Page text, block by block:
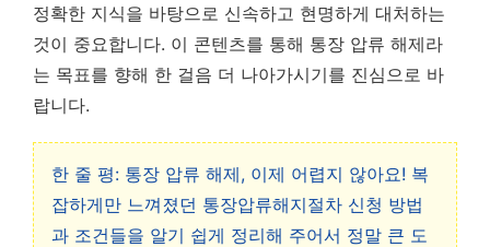
정확한 지식을 바탕으로 신속하고 현명하게 대처하는
것이 중요합니다. 이 콘텐츠를 통해 통장 압류 해제라
는 목표를 향해 한 걸음 더 나아가시기를 진심으로 바
랍니다.
한 줄 평: 통장 압류 해제, 이제 어렵지 않아요! 복
잡하게만 느껴졌던 통장압류해지절차 신청 방법
과 조건들을 알기 쉽게 정리해 주어서 정말 큰 도